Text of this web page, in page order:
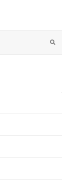
Submit